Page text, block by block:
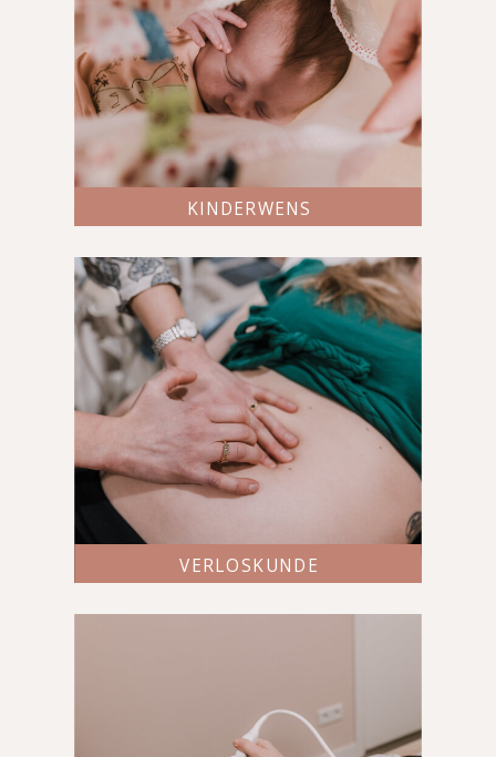
KINDERWENS
VERLOSKUNDE